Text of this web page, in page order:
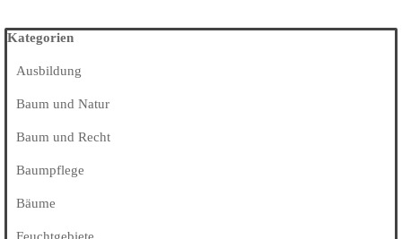
Block überspringen Kategorien
Kategorien
Ausbildung
Baum und Natur
Baum und Recht
Baumpflege
Bäume